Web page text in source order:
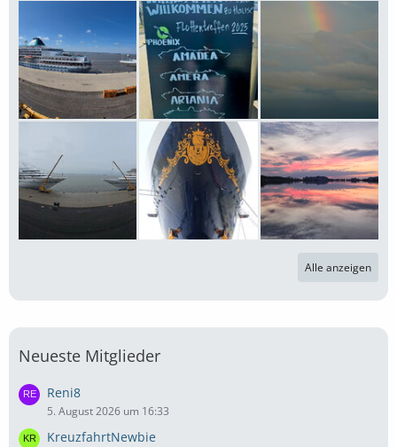
Alle anzeigen
Neueste Mitglieder
Reni8
5. August 2026 um 16:33
KreuzfahrtNewbie